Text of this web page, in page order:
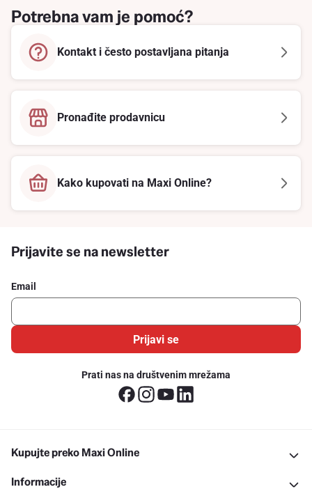
Potrebna vam je pomoć?
Kontakt i često postavljana pitanja
Pronađite prodavnicu
Kako kupovati na Maxi Online?
Prijavite se na newsletter
Email
Prijavi se
Prati nas na društvenim mrežama
Kupujte preko Maxi Online
Informacije